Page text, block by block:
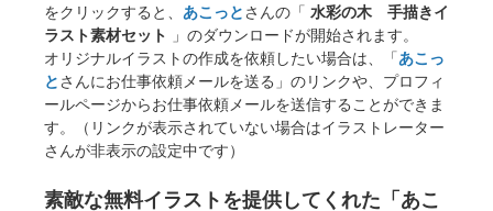
をクリックすると、 あこっとさんの「 水彩の木 手描きイ
ラスト素材セット
」のダウンロードが開始されます。
オリジナルイラストの作成を依頼したい場合は、「あこっ
とさんにお仕事依頼メールを送る」のリンクや、プロフィ
ールページからお仕事依頼メールを送信することができま
す。（リンクが表示されていない場合はイラストレーター
さんが非表示の設定中です）
素敵な無料イラストを提供してくれた「あこ